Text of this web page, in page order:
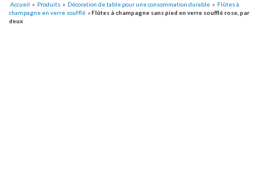
Accueil » Produits » Décoration de table pour une consommation durable » Flûtes à
champagne en verre soufflé »Flûtes à champagne sans pied en verre soufflé rose, par
deux